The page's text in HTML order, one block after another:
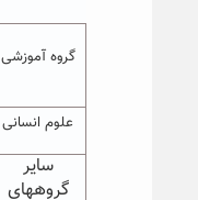
گروه آموزشی
علوم انسانی
سایر
گروههای